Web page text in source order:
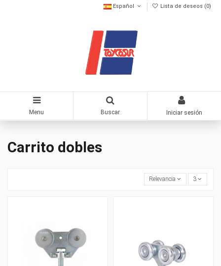
Español Lista de deseos (0)
Menu Buscar Iniciar sesión
Carrito dobles
Relevancia 3